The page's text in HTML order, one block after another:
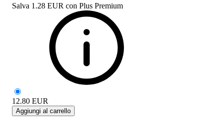
Salva 1.28 EUR con Plus Premium
12.80 EUR
Aggiungi al carrello